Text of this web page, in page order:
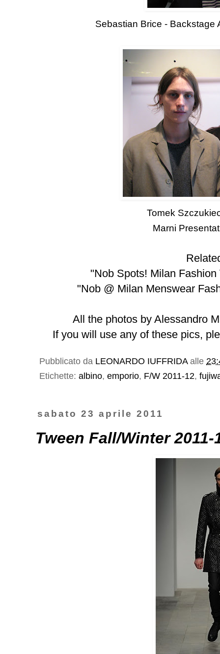
Sebastian Brice - Backstage
Tomek
Marni
"Nob Spots! Milan
"Nob @ Milan Menswear
All the photos by Alessandro
If you will use any of these pics,
Pubblicato da LEONARDO IUFFRIDA alle
Etichette: albino, emporio, F/W 2011-12,
sabato 23 aprile 2011
Tween Fall/Winter